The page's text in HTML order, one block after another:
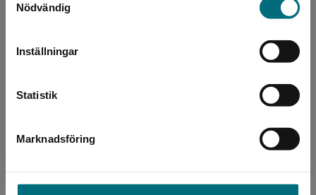
Nödvändig
Inställningar
Statistik
Marknadsföring
Sverige. För att kunna slutföra ett köp måste
Moa Candil är utbildad journalist och jobbade i
många år på den lättlästa nyhetstidningen 8
Sidor. Hon har därefter skrivit en rad lätta